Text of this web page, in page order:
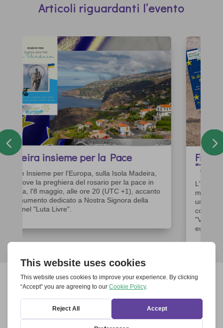
Articoli riguardanti l’evento
Francia: marcia transfrontaliera e i
“7 Sì”
L'8 maggio a piedi da Strasburgo a Kehl - una
marcia transfrontaliera Domenica 8 maggio 2022,
una marcia per la pace partirà da Strasburgo e
condurrà dall'Alsazia in Francia alla Germania.
europeo". Così dichiara il...
Documenti, file & co. dell’evento
Download tutti
2022 Giornata dell'Europa